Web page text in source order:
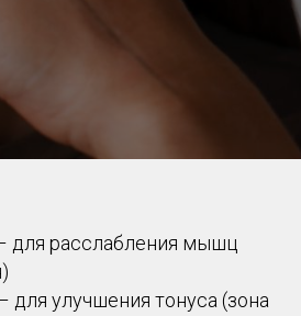
для расслабления мышц
для улучшения тонуса (зона